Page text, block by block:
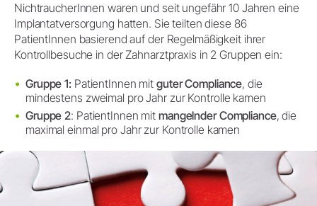
NichtraucherInnen waren und seit ungefähr 10 Jahren eine
Implantatversorgung hatten. Sie teilten diese 86
PatientInnen basierend auf der Regelmäßigkeit ihrer
Kontrollbesuche in der Zahnarztpraxis in 2 Gruppen ein:
Gruppe 1: PatientInnen mit guter Compliance, die
mindestens zweimal pro Jahr zur Kontrolle kamen
Gruppe 2: PatientInnen mit mangelnder Compliance, die
maximal einmal pro Jahr zur Kontrolle kamen